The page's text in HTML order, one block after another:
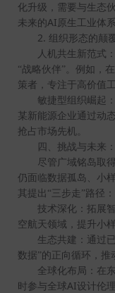
化升级，需要与生态
未来的AI 原生工业体
2. 组织形态的颠
人机共生新范式：
“战略伙伴”。例如，
策者，专注于高价值工
敏捷型组织崛起
某新能源企业通过动
抢占市场先机。
四、挑战与未来
尽管广域铭岛取
仍面临数据孤岛、小
其提出“三步走”路径：
技术深化：拓展
空航天领域，提升小
生态共建：通过
数据”的正向循环，推
全球化布局：在
时参与全球AI设计伦